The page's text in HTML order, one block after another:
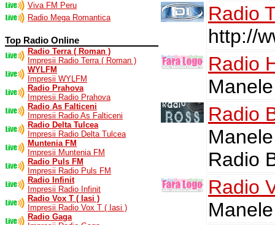
Viva FM Peru
Radio Mega Romantica
Top Radio Online
Radio Terra ( Roman )
Impresii Radio Terra ( Roman )
WYLFM
Impresii WYLFM
Radio Prahova
Impresii Radio Prahova
Radio As Falticeni
Impresii Radio As Falticeni
Radio Delta Tulcea
Impresii Radio Delta Tulcea
Muntenia FM
Impresii Muntenia FM
Radio Puls FM
Impresii Radio Puls FM
Radio Infinit
Impresii Radio Infinit
Radio Vox T ( Iasi )
Impresii Radio Vox T ( Iasi )
Radio Gaga
Radio
http://
Radio
Radio
Radio
Radio